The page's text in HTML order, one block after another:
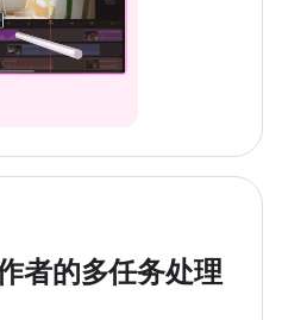
者的多任务处理